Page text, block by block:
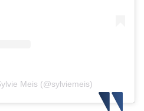
Meis (@sylviemeis)